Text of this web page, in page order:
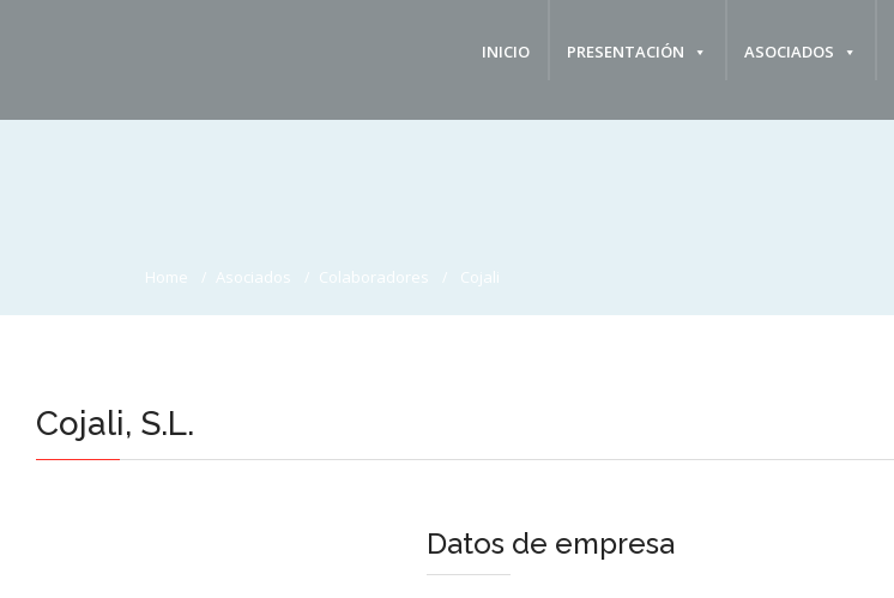
INICIO PRESENTACIÓN ASOCIADOS
Home Asociados Colaboradores Cojali
Cojali, S.L.
Datos de empresa